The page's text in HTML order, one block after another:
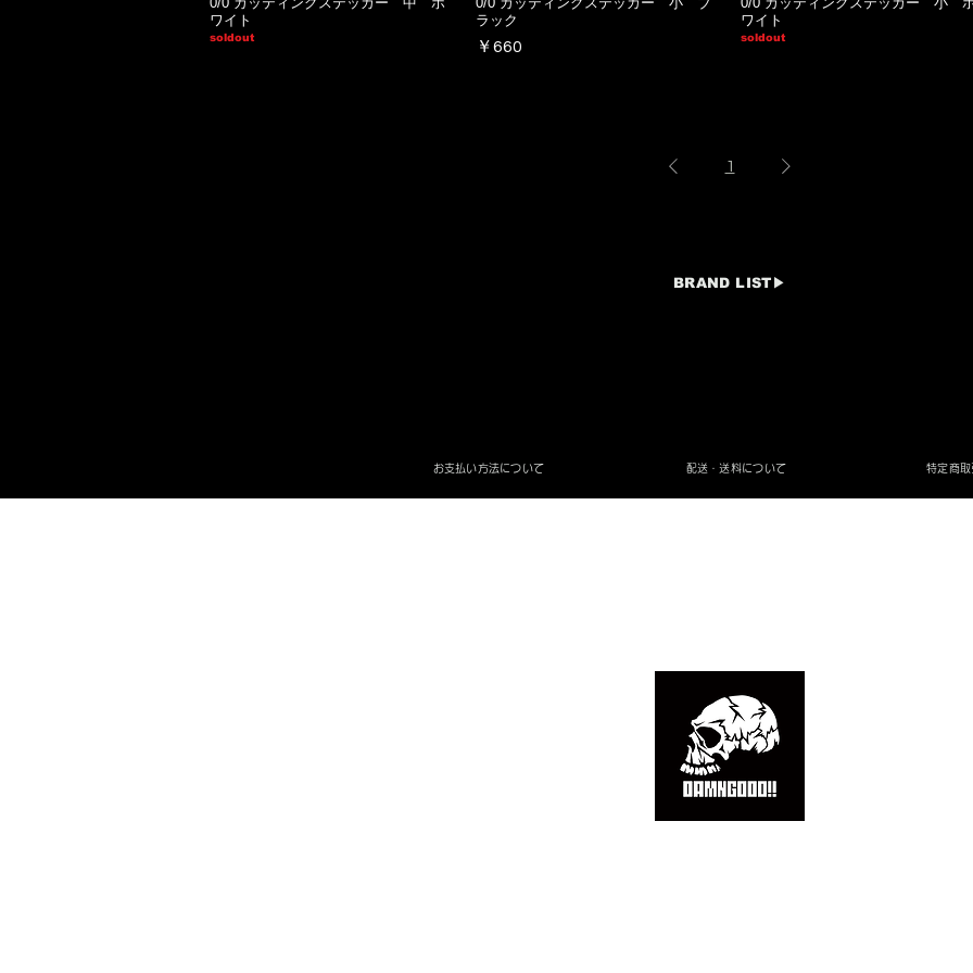
ワイト
soldout
ラック
価格
￥660
ワイト
soldout
1
BRAND LIST▶︎​
​お支払い方法について ​配送・送料について 特定商